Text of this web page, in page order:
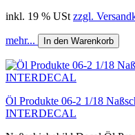
inkl. 19 % USt zzgl.
mehr... In den Warenkorb
Öl Produkte 06-2 1/18
INTERDECAL